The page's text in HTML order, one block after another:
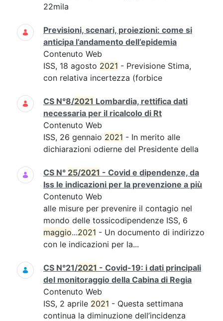
22mila
Previsioni, scenari, proiezioni: come si
anticipa l’andamento dell’epidemia
Contenuto Web
ISS, 18 agosto 2021 - Previsione Stima,
con relativa incertezza (forbice
CS N°8/2021 Lombardia, rettifica dati
necessaria per il ricalcolo di Rt
Contenuto Web
ISS, 26 gennaio 2021 - In merito alle
dichiarazioni odierne del Presidente della
CS N° 25/2021 - Covid e dipendenze, da
Iss le indicazioni per la prevenzione a più
Contenuto Web
alle misure per prevenire il contagio nel
mondo delle tossicodipendenze ISS, 6
maggio...2021 - Un documento di indirizzo
con le indicazioni per la...
CS N°21/2021 - Covid-19: i dati principali
del monitoraggio della Cabina di Regia
Contenuto Web
ISS, 2 aprile 2021 - Questa settimana
continua la diminuzione dell’incidenza